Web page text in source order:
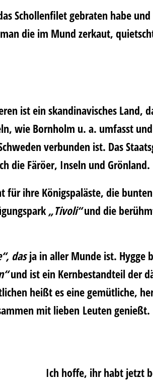
Schollenfilet gebraten habe
die im Mund zerkaut,
ist ein skandinavisches Land,
wie Bornholm u. a. umfasst
verbunden ist. Das
die Färöer, Inseln und Grönland.
für ihre Königspaläste, die
„Tivoli“und die
dasja in aller Munde ist. Hygge
und ist ein Kernbestandteil der
heißt es eine gemütliche,
mit lieben Leuten genießt.
Ich hoffe, ihr habt jetzt